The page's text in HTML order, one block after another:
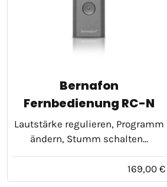
Bernafon
Fernbedienung RC-N
Lautstärke regulieren, Programm
ändern, Stumm schalten...
169,00 €